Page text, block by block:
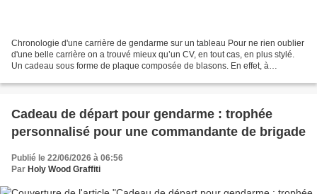
Chronologie d'une carrière de gendarme sur un tableau Pour ne rien oublier
d'une belle carrière on a trouvé mieux qu’un CV, en tout cas, en plus stylé.
Un cadeau sous forme de plaque composée de blasons. En effet, à
Cadeau de départ pour gendarme : trophée
personnalisé pour une commandante de brigade
Publié le 22/06/2026 à 06:56
Par Holy Wood Graffiti